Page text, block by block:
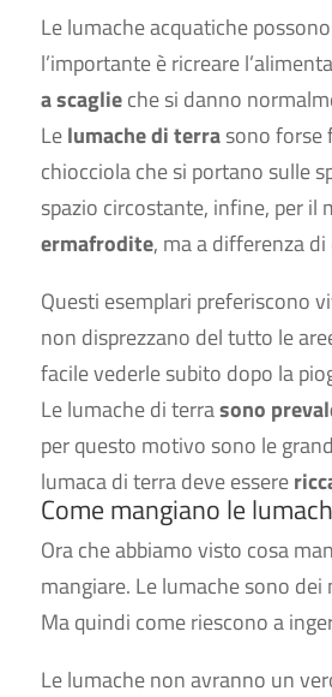
Le lumache acquatiche
l’importante è ricreare
a scaglieche si danno
Lelumache di terrasono forse
chiocciola che si portano sulle
spazio circostante, infine, per il
ermafrodite, ma a differenza
Questi esemplari preferiscono
non disprezzano del tutto le
facile vederle subito dopo la
Le lumache di terrasono
per questo motivo sono le
lumaca di terra deve essere
Come mangiano le
Ora che abbiamo visto cosa
mangiare. Le lumache sono
Ma quindi come riescono a
Le lumache non avranno un